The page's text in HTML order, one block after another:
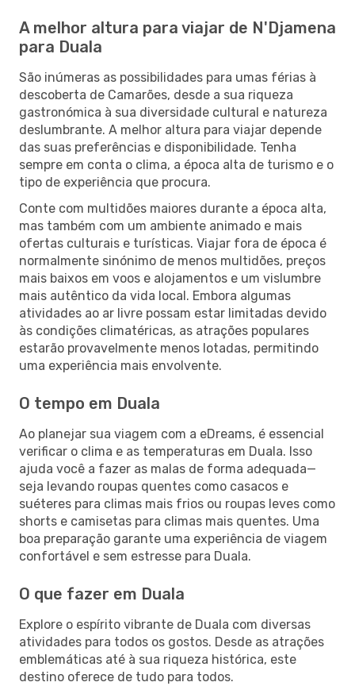
A melhor altura para viajar de N'Djamena
para Duala
São inúmeras as possibilidades para umas férias à
descoberta de Camarões, desde a sua riqueza
gastronómica à sua diversidade cultural e natureza
deslumbrante. A melhor altura para viajar depende
das suas preferências e disponibilidade. Tenha
sempre em conta o clima, a época alta de turismo e o
tipo de experiência que procura.
Conte com multidões maiores durante a época alta,
mas também com um ambiente animado e mais
ofertas culturais e turísticas. Viajar fora de época é
normalmente sinónimo de menos multidões, preços
mais baixos em voos e alojamentos e um vislumbre
mais autêntico da vida local. Embora algumas
atividades ao ar livre possam estar limitadas devido
às condições climatéricas, as atrações populares
estarão provavelmente menos lotadas, permitindo
uma experiência mais envolvente.
O tempo em Duala
Ao planejar sua viagem com a eDreams, é essencial
verificar o clima e as temperaturas em Duala. Isso
ajuda você a fazer as malas de forma adequada—
seja levando roupas quentes como casacos e
suéteres para climas mais frios ou roupas leves como
shorts e camisetas para climas mais quentes. Uma
boa preparação garante uma experiência de viagem
confortável e sem estresse para Duala.
O que fazer em Duala
Explore o espírito vibrante de Duala com diversas
atividades para todos os gostos. Desde as atrações
emblemáticas até à sua riqueza histórica, este
destino oferece de tudo para todos.